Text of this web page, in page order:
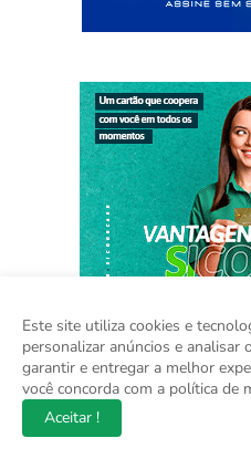
Este site utiliza cookies e
personalizar anúncios e analisar
garantir e entregar a melhor
você concorda com a política de
Aceitar !